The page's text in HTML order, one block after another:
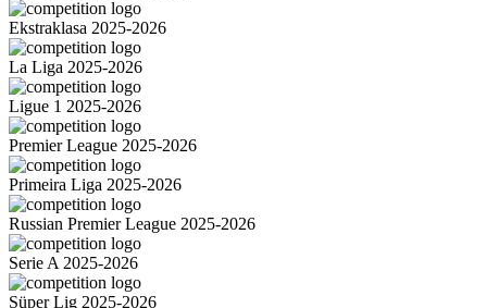
Ekstraklasa 2025-2026
La Liga 2025-2026
Ligue 1 2025-2026
Premier League 2025-2026
Primeira Liga 2025-2026
Russian Premier League 2025-2026
Serie A 2025-2026
Süper Lig 2025-2026